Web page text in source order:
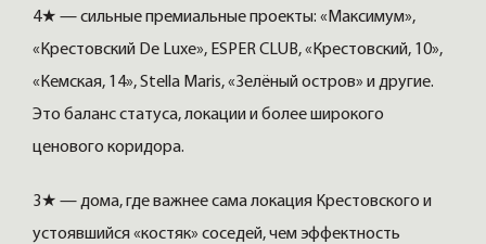
4★ — сильные премиальные проекты: «Максимум»,
«Крестовский De Luxe», ESPER CLUB, «Крестовский, 10»,
«Кемская, 14», Stella Maris, «Зелёный остров» и другие.
Это баланс статуса, локации и более широкого
ценового коридора.
3★ — дома, где важнее сама локация Крестовского и
устоявшийся «костяк» соседей, чем эффектность